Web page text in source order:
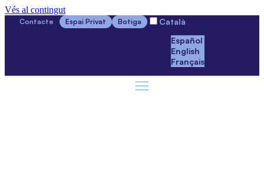
Vés al contingut
Contacte Espai Privat Botiga
Català
Español
English
Français